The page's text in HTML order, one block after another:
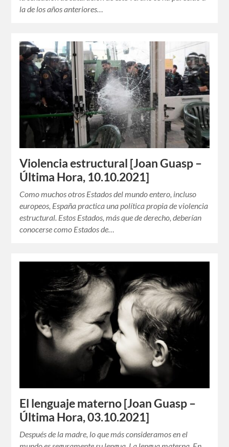
la de los años anteriores…
Violencia estructural [Joan Guasp –
Última Hora, 10.10.2021]
Como muchos otros Estados del mundo entero, incluso
europeos, España practica una política propia de violencia
estructural. Estos Estados, más que de derecho, deberían
conocerse como Estados de…
El lenguaje materno [Joan Guasp –
Última Hora, 03.10.2021]
Después de la madre, lo que más consideramos en el